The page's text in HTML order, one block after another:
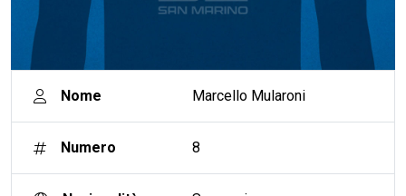
Nome Marcello Mularoni
Numero 8